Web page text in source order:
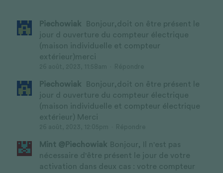
Piechowiak
Bonjour,doit on être présent le
jour d ouverture du compteur électrique
(maison individuelle et compteur
extérieur)merci
Piechowiak
Bonjour,doit on être présent le
jour d ouverture du compteur électrique
(maison individuelle et compteur électrique
extérieur) Merci
Mint @Piechowiak
Bonjour, Il n'est pas
nécessaire d'être présent le jour de votre
activation dans deux cas : votre compteur